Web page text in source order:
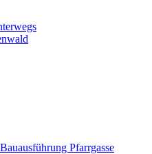
Pfarrgasse